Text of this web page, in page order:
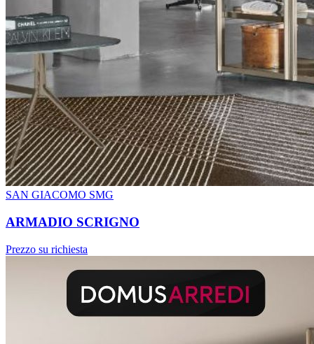
SAN GIACOMO SMG
ARMADIO SCRIGNO
Prezzo su richiesta